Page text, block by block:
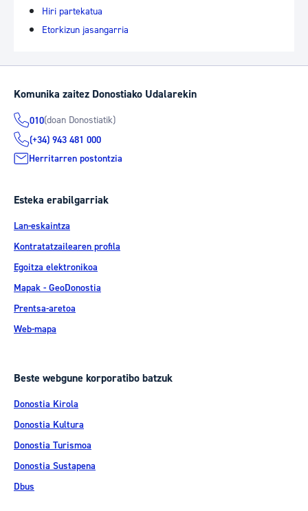
Hiri partekatua
Etorkizun jasangarria
Komunika zaitez Donostiako Udalarekin
010(doan Donostiatik)
(+34) 943 481 000
Herritarren postontzia
Esteka erabilgarriak
Lan-eskaintza
Kontratatzailearen profila
Egoitza elektronikoa
Mapak - GeoDonostia
Prentsa-aretoa
Web-mapa
Beste webgune korporatibo batzuk
Donostia Kirola
Donostia Kultura
Donostia Turismoa
Donostia Sustapena
Dbus